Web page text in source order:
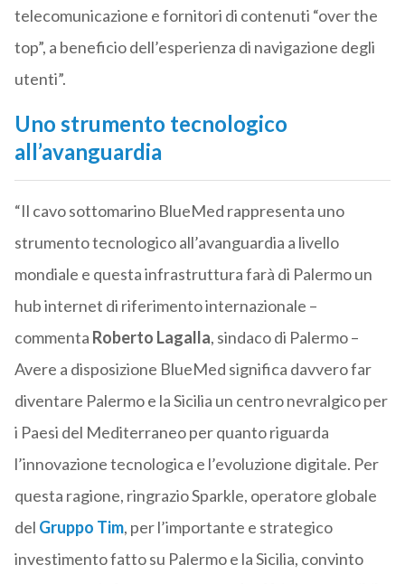
telecomunicazione e fornitori di contenuti “over the
top”, a beneficio dell’esperienza di navigazione degli
utenti”.
Uno strumento tecnologico
all’avanguardia
“Il cavo sottomarino BlueMed rappresenta uno
strumento tecnologico all’avanguardia a livello
mondiale e questa infrastruttura farà di Palermo un
hub internet di riferimento internazionale –
commenta Roberto Lagalla, sindaco di Palermo –
Avere a disposizione BlueMed significa davvero far
diventare Palermo e la Sicilia un centro nevralgico per
i Paesi del Mediterraneo per quanto riguarda
l’innovazione tecnologica e l’evoluzione digitale. Per
questa ragione, ringrazio Sparkle, operatore globale
del Gruppo Tim, per l’importante e strategico
investimento fatto su Palermo e la Sicilia, convinto